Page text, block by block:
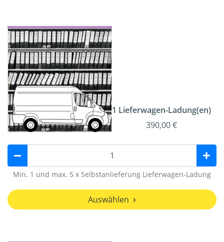
1 Lieferwagen-Ladung(en)
390,00 €
Min. 1 und max. 5 x Selbstanlieferung Lieferwagen-Ladung
Auswählen